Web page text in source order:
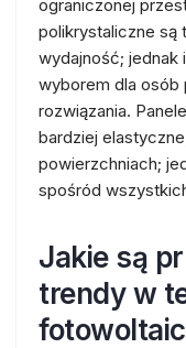
ograniczonej
polikrystaliczne są
wydajność; jednak
wyborem dla osób
rozwiązania.
bardziej
powierzchniach;
spośród
Jakie są
trendy w